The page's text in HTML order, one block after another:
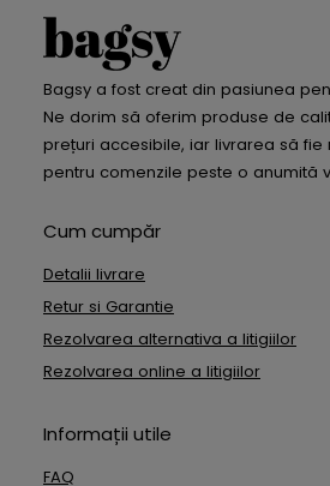
Bagsy a fost creat din pasiunea
Ne dorim să oferim produse de
prețuri accesibile, iar livrarea să fie
pentru comenzile peste o anumită
Cum cumpăr
Detalii livrare
Retur si Garantie
Rezolvarea alternativa a litigiilor
Rezolvarea online a litigiilor
Informații utile
FAQ